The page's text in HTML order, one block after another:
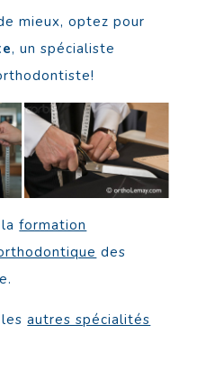
mieux, optez pour
, un spécialiste
laformation
des
lesautres spécialités